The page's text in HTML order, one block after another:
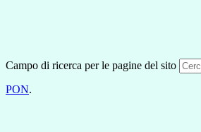
Campo di ricerca per le pagine del sito
PON.